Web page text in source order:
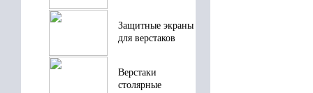
Защитные экраны
для верстаков
Верстаки
столярные